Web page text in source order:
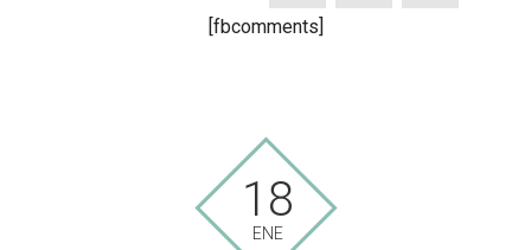
[fbcomments]
18
ENE